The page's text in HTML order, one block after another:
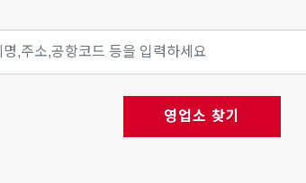
영업소 찾기